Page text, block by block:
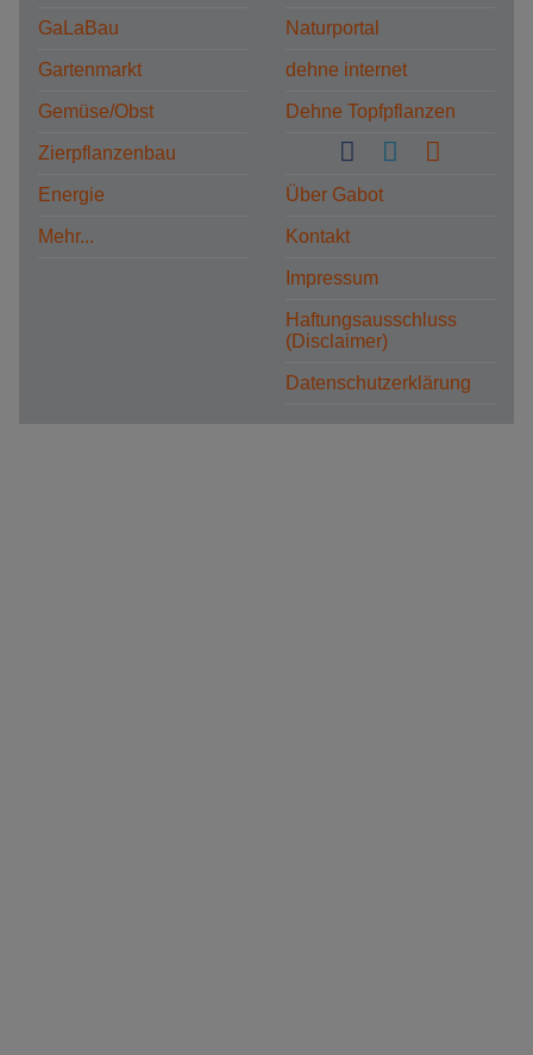
GaLaBau
Gartenmarkt
Gemüse/Obst
Zierpflanzenbau
Energie
Mehr...
Naturportal
dehne internet
Dehne Topfpflanzen
Über Gabot
Kontakt
Impressum
Haftungsausschluss
(Disclaimer)
Datenschutzerklärung